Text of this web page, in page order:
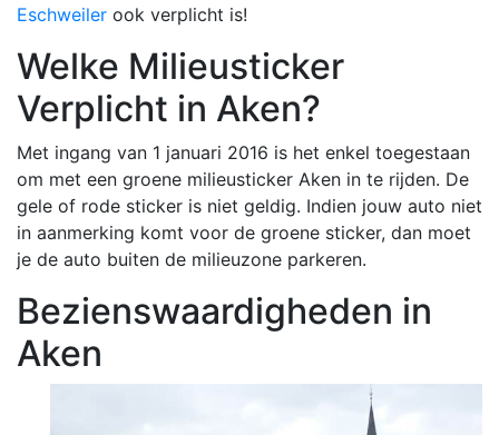
Eschweiler ook verplicht is!
Welke Milieusticker
Verplicht in Aken?
Met ingang van 1 januari 2016 is het enkel toegestaan
om met een groene milieusticker Aken in te rijden. De
gele of rode sticker is niet geldig. Indien jouw auto niet
in aanmerking komt voor de groene sticker, dan moet
je de auto buiten de milieuzone parkeren.
Bezienswaardigheden in
Aken